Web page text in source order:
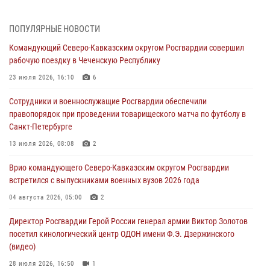
В Чеченской Республике пожарные расчеты Росгвардии и МЧС
09 августа 2026, 08:00
В Центральных регионах России продолжается ведомственная
09 августа 2026, 08:00
Лучшие футбольные команды Южного округа Росгвардии
определили на Кубани
В Кузбассе росгвардейцы помогли вернуть горожанке пропавшую
мать
ПОПУЛЯРНЫЕ НОВОСТИ
Командующий Северо-Кавказским округом Росгвардии совершил
рабочую поездку в Чеченскую Республику
23 июля 2026, 16:10 6
Сотрудники и военнослужащие Росгвардии обеспечили
правопорядок при проведении товарищеского матча по футболу в
Санкт-Петербурге
13 июля 2026, 08:08 2
Врио командующего Северо-Кавказским округом Росгвардии
встретился с выпускниками военных вузов 2026 года
04 августа 2026, 05:00 2
Директор Росгвардии Герой России генерал армии Виктор Золотов
посетил кинологический центр ОДОН имени Ф.Э. Дзержинского
(видео)
28 июля 2026, 16:50 1